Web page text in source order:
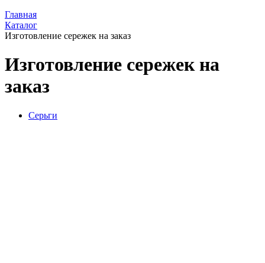
Главная
Каталог
Изготовление сережек на заказ
Изготовление сережек на
заказ
Серьги